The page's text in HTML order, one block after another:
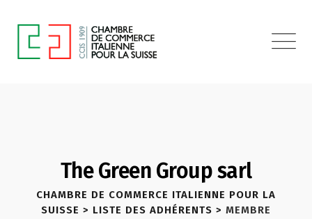
The Green Group sarl
CHAMBRE DE COMMERCE ITALIENNE POUR LA
SUISSE > LISTE DES ADHÉRENTS > MEMBRE